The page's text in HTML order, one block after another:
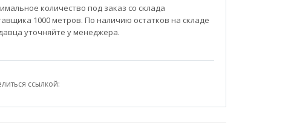
количество под заказ со склада
1000 метров. По наличию остатков на складе
уточняйте у менеджера.
ссылкой: